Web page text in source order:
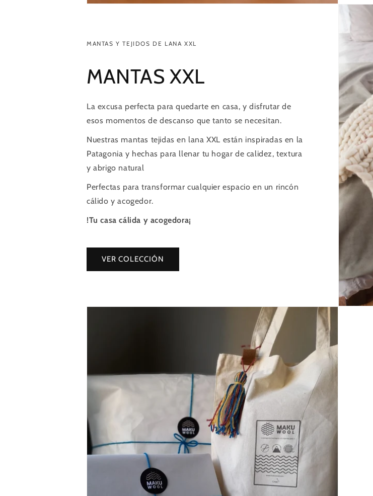
MANTAS Y TEJIDOS DE LANA XXL
MANTAS XXL
La excusa perfecta para quedarte en casa, y disfrutar de
esos momentos de descanso que tanto se necesitan.
Nuestras mantas tejidas en lana XXL están inspiradas en la
Patagonia y hechas para llenar tu hogar de calidez, textura
y abrigo natural
Perfectas para transformar cualquier espacio en un rincón
cálido y acogedor.
!Tu casa cálida y acogedora¡
VER COLECCIÓN